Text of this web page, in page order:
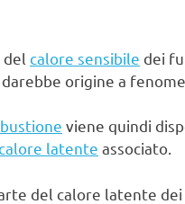
calore sensibile dei
origine a
viene quindi
latente associato.
del calore latente